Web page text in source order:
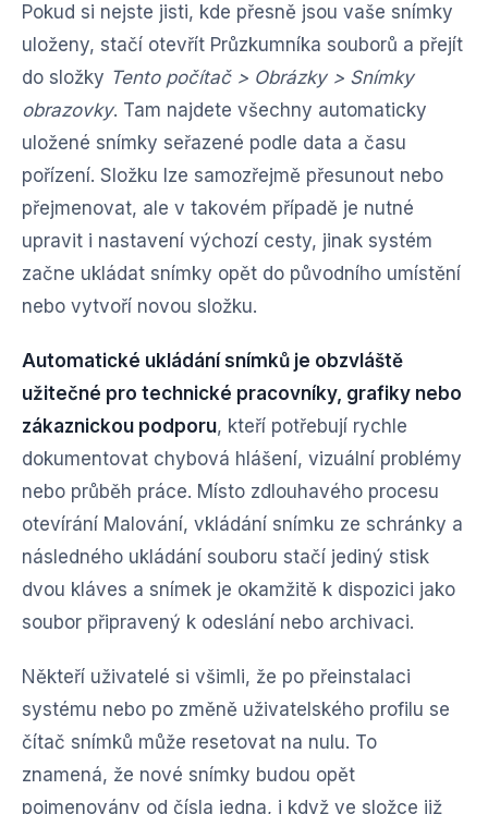
Pokud si nejste jisti, kde přesně jsou vaše snímky
uloženy, stačí otevřít Průzkumníka souborů a přejít
do složky Tento počítač > Obrázky > Snímky
obrazovky. Tam najdete všechny automaticky
uložené snímky seřazené podle data a času
pořízení. Složku lze samozřejmě přesunout nebo
přejmenovat, ale v takovém případě je nutné
upravit i nastavení výchozí cesty, jinak systém
začne ukládat snímky opět do původního umístění
nebo vytvoří novou složku.
Automatické ukládání snímků je obzvláště
užitečné pro technické pracovníky, grafiky nebo
zákaznickou podporu, kteří potřebují rychle
dokumentovat chybová hlášení, vizuální problémy
nebo průběh práce. Místo zdlouhavého procesu
otevírání Malování, vkládání snímku ze schránky a
následného ukládání souboru stačí jediný stisk
dvou kláves a snímek je okamžitě k dispozici jako
soubor připravený k odeslání nebo archivaci.
Někteří uživatelé si všimli, že po přeinstalaci
systému nebo po změně uživatelského profilu se
čítač snímků může resetovat na nulu. To
znamená, že nové snímky budou opět
pojmenovány od čísla jedna, i když ve složce již